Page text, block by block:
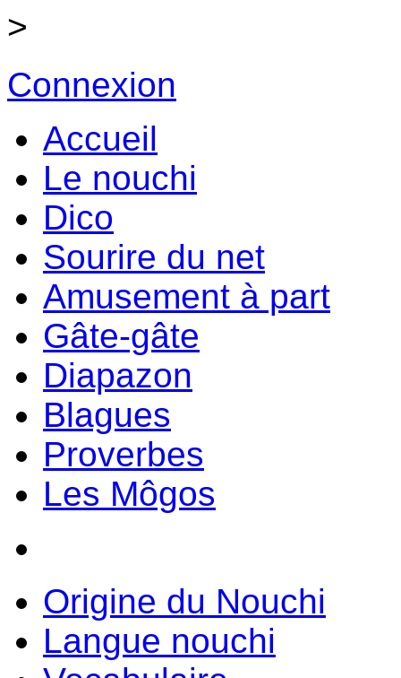
>
Connexion
Accueil
Le nouchi
Dico
Sourire du net
Amusement à part
Gâte-gâte
Diapazon
Blagues
Proverbes
Les Môgos
Origine du Nouchi
Langue nouchi